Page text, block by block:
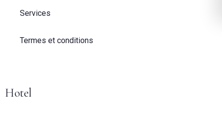
Services
Termes et conditions
Hotel